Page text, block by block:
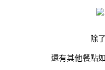
除
還有其他餐點